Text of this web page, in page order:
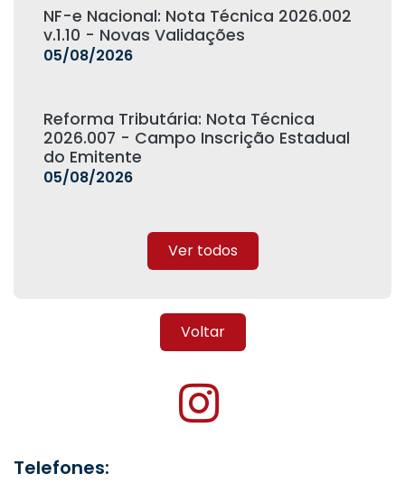
NF-e Nacional: Nota Técnica 2026.002
v.1.10 - Novas Validações
05/08/2026
Reforma Tributária: Nota Técnica
2026.007 - Campo Inscrição Estadual
do Emitente
05/08/2026
Ver todos
Voltar
Telefones: